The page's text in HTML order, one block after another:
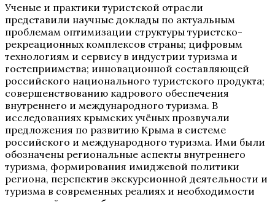
Ученые и практики туристской отрасли
представили научные доклады по актуальным
проблемам оптимизации структуры туристско-
рекреационных комплексов страны; цифровым
технологиям и сервису в индустрии туризма и
гостеприимства; инновационной составляющей
российского национального туристского продукта;
совершенствованию кадрового обеспечения
внутреннего и международного туризма. В
исследованиях крымских учёных прозвучали
предложения по развитию Крыма в системе
российского и международного туризма. Ими были
обозначены региональные аспекты внутреннего
туризма, формирования имиджевой политики
региона, перспектив экскурсионной деятельности и
туризма в современных реалиях и необходимости